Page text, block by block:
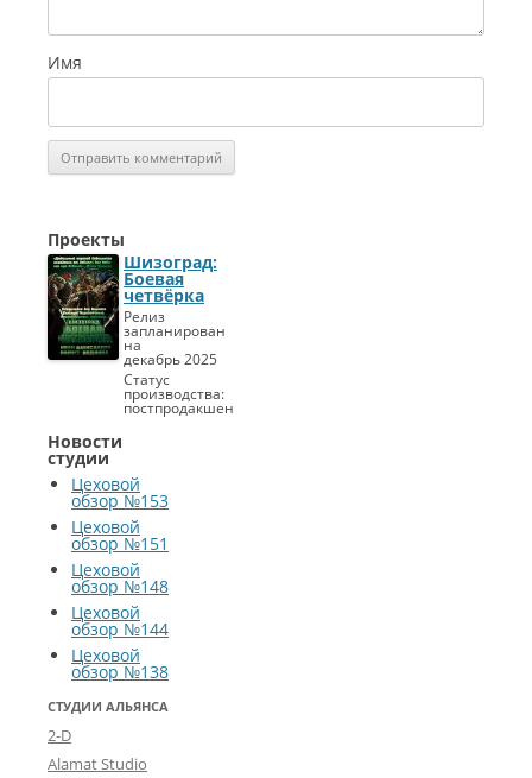
и
е
Г
м
э
р
2
2
ш
ё
о
з
Имя
Проекты
Шизоград:
Боевая
четвёрка
Релиз
запланирован
на
декабрь 2025
Статус
производства:
постпродакшен
Новости
студии
Цеховой
обзор №153
Цеховой
обзор №151
Цеховой
обзор №148
Цеховой
обзор №144
Цеховой
обзор №138
СТУДИИ АЛЬЯНСА
2-D
Alamat Studio